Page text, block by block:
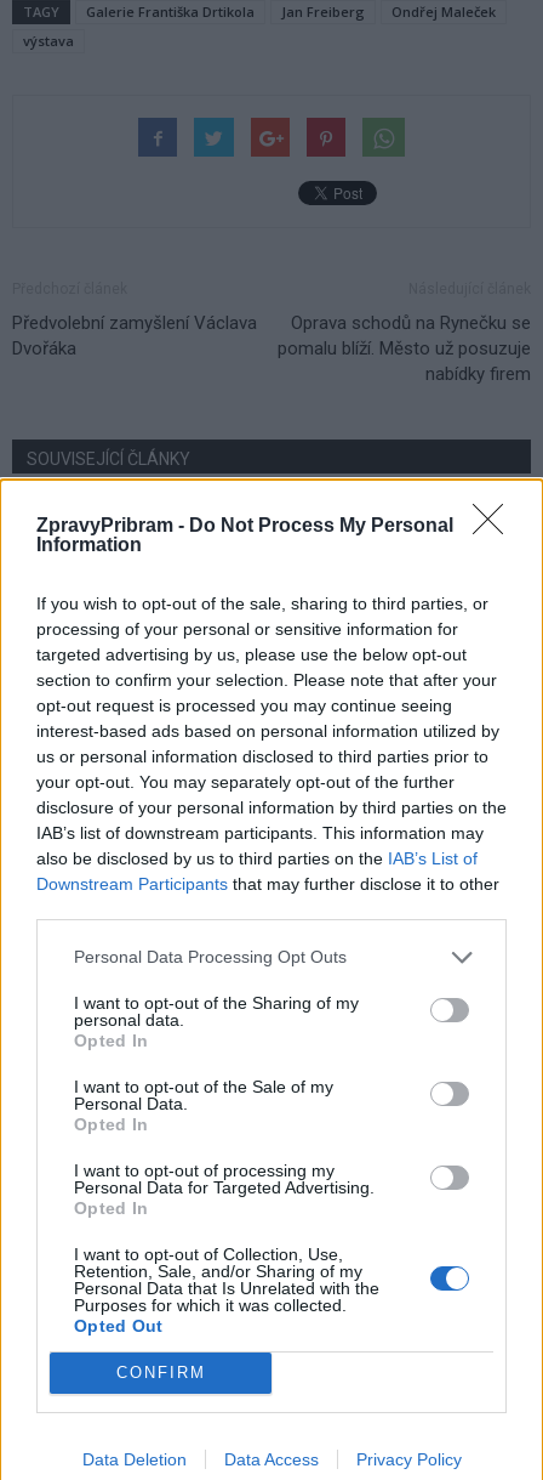
ZpravyPribram - Do Not Process My Personal
Information
If you wish to opt-out of the sale, sharing to third parties, or
processing of your personal or sensitive information for
targeted advertising by us, please use the below opt-out
section to confirm your selection. Please note that after your
opt-out request is processed you may continue seeing
interest-based ads based on personal information utilized by
us or personal information disclosed to third parties prior to
your opt-out. You may separately opt-out of the further
disclosure of your personal information by third parties on the
IAB’s list of downstream participants. This information may
also be disclosed by us to third parties on the IAB’s List of
Downstream Participants that may further disclose it to other
Personal Data Processing Opt Outs
I want to opt-out of the Sharing of my
personal data.
Opted In
I want to opt-out of the Sale of my
Personal Data.
Opted In
I want to opt-out of processing my
Personal Data for Targeted Advertising.
Opted In
I want to opt-out of Collection, Use,
Retention, Sale, and/or Sharing of my
Personal Data that Is Unrelated with the
Purposes for which it was collected.
Opted Out
CONFIRM
Data Deletion Data Access Privacy Policy
TAGY Galerie Františka Drtikola Jan Freiberg
Ondřej Maleček
výstava
Předvolební zamyšlení Václava
Dvořáka
Oprava schodů na Rynečku se
pomalu blíží. Město už posuzuje
nabídky firem
SOUVISEJÍCÍ ČLÁNKY
Kultura
i hudební a básnický program
Dobříšsko
Festival hudby na zámku Dobříš sází na
jedinečnou atmosféru. Klasiku propojí
s dalšími žánry i rodinným programem
Fesťáczek Presents poprvé míří do
Lesního divadla Skalka. Nabídne hudbu,
divadlo i tvořivé dílny
NOVINKY
Obděnice vzpomínaly na filmovou legendu